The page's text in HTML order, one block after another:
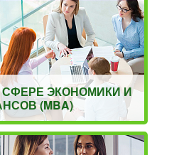
ЭКОНОМИКИ И
(MBA)